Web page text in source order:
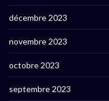
décembre 2023
novembre 2023
octobre 2023
septembre 2023